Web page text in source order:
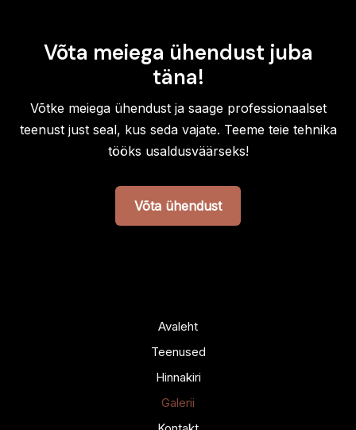
Võta meiega ühendust juba
täna!
Võtke meiega ühendust ja saage professionaalset
teenust just seal, kus seda vajate. Teeme teie tehnika
tööks usaldusväärseks!
Võta ühendust
Avaleht
Teenused
Hinnakiri
Galerii